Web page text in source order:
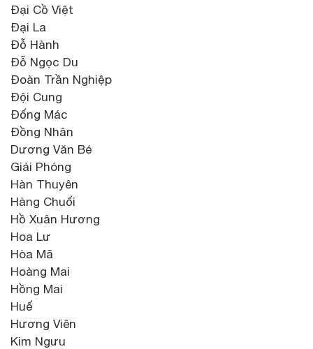
Đại Cồ Việt
Đại La
Đỗ Hành
Đỗ Ngọc Du
Đoàn Trần Nghiệp
Đội Cung
Đống Mác
Đồng Nhân
Dương Văn Bé
Giải Phóng
Hàn Thuyên
Hàng Chuối
Hồ Xuân Hương
Hoa Lư
Hòa Mã
Hoàng Mai
Hồng Mai
Huế
Hương Viên
Kim Ngưu